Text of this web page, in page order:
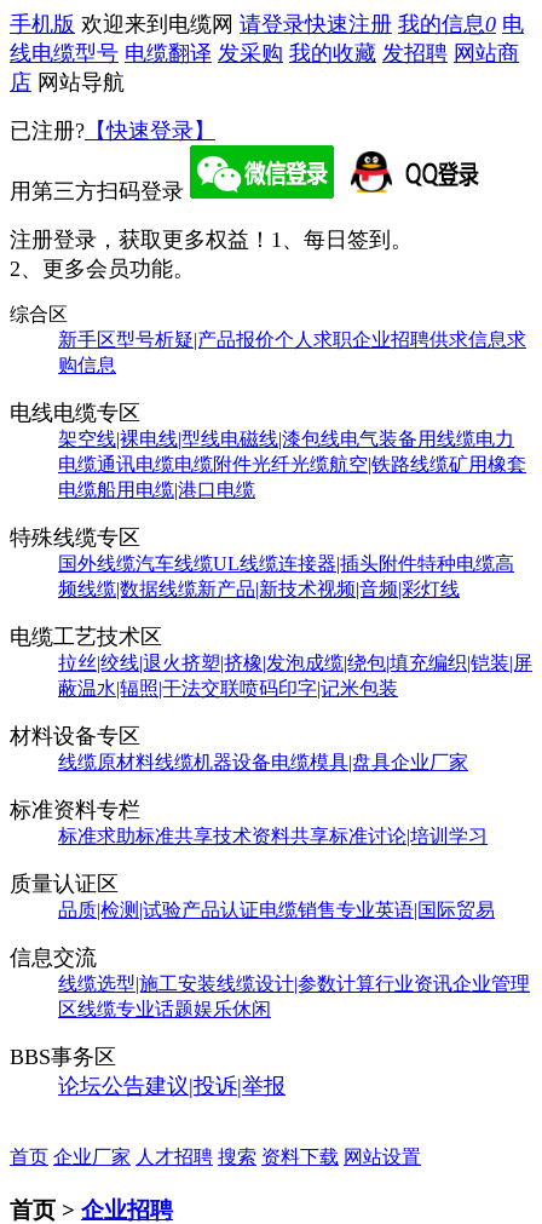
手机版 欢迎来到电缆网 请登录快速注册 我的信息0 电
线电缆型号 电缆翻译 发采购 我的收藏 发招聘 网站商
店 网站导航
已注册? 【快速登录】
用第三方扫码登录
注册登录，获取更多权益！ 1、每日签到。
2、更多会员功能。
综合区
新手区型号析疑|产品报价个人求职企业招聘供求信息求
购信息
电线电缆专区
架空线|裸电线|型线电磁线|漆包线电气装备用线缆电力
电缆通讯电缆电缆附件光纤光缆航空|铁路线缆矿用橡套
电缆船用电缆|港口电缆
特殊线缆专区
国外线缆汽车线缆UL线缆连接器|插头附件特种电缆高
频线缆|数据线缆新产品|新技术视频|音频|彩灯线
电缆工艺技术区
拉丝|绞线|退火挤塑|挤橡|发泡成缆|绕包|填充编织|铠装|屏
蔽温水|辐照|干法交联喷码印字|记米包装
材料设备专区
线缆原材料线缆机器设备电缆模具|盘具企业厂家
标准资料专栏
标准求助标准共享技术资料共享标准讨论|培训学习
质量认证区
品质|检测|试验产品认证电缆销售专业英语|国际贸易
信息交流
线缆选型|施工安装线缆设计|参数计算行业资讯企业管理
区线缆专业话题娱乐休闲
BBS事务区
论坛公告建议|投诉|举报
首页 企业厂家 人才招聘 搜索 资料下载 网站设置
首页 > 企业招聘